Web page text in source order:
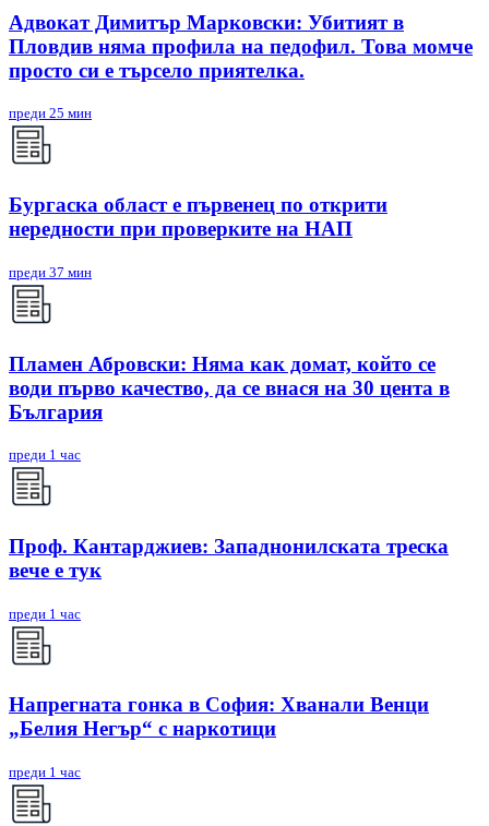
Адвокат Димитър Марковски: Убитият в
Пловдив няма профила на педофил. Това момче
просто си е търсело приятелка.
преди 25 мин
Бургаска област е първенец по открити
нередности при проверките на НАП
преди 37 мин
Пламен Абровски: Няма как домат, който се
води първо качество, да се внася на 30 цента в
България
преди 1 час
Проф. Кантарджиев: Западнонилската треска
вече е тук
преди 1 час
Напрегната гонка в София: Хванали Венци
„Белия Негър“ с наркотици
преди 1 час